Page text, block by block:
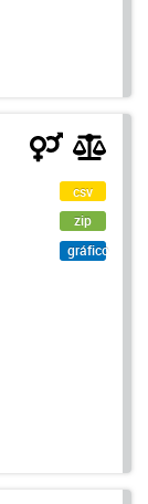
csv
zip
gráfico